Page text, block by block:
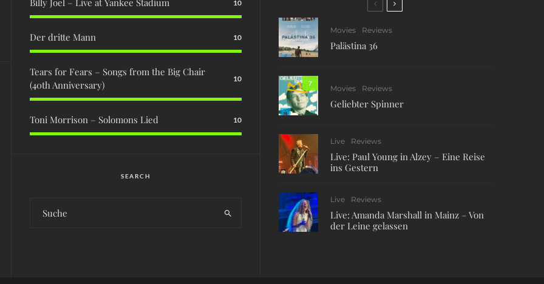
Billy Joel – Live at Yankee Stadium 10
Der dritte Mann 10
Tears for Fears – Songs from the Big Chair
(40th Anniversary)
10
Toni Morrison – Solomons Lied 10
SEARCH
Movies Reviews
Palästina 36
7
Movies Reviews
Geliebter Spinner
Live Reviews
Live: Paul Young in Alzey – Eine Reise
ins Gestern
Live Reviews
Live: Amanda Marshall in Mainz – Von
der Leine gelassen